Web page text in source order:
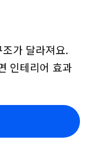
가 달라져요.
인테리어 효과